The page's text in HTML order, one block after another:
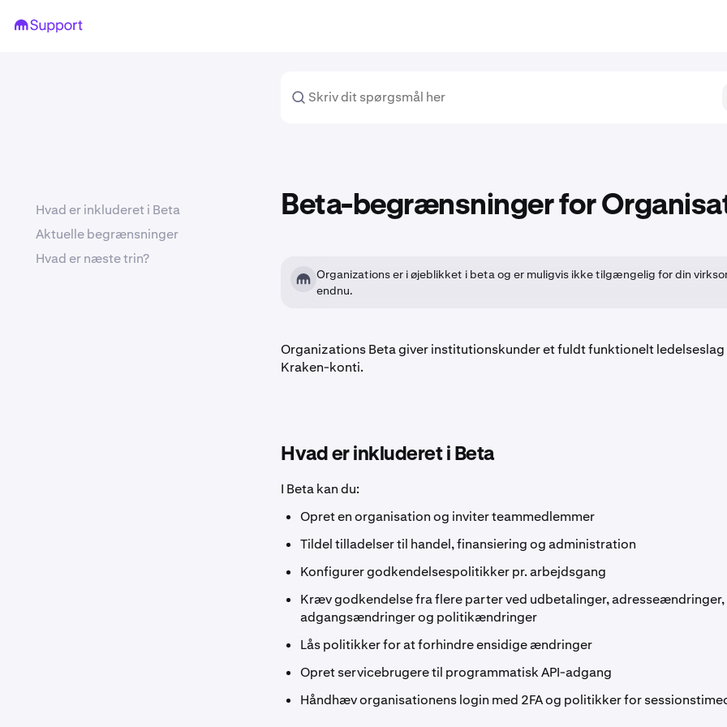
Beta-begrænsninger for
Organizations er i øjeblikket i beta og er muligvis ikke tilgængelig for din
endnu.
Organizations Beta giver institutionskunder et fuldt funktionelt
Kraken-konti.
Hvad er inkluderet i Beta
I Beta kan du:
Opret en organisation og inviter teammedlemmer
Tildel tilladelser til handel, finansiering og administration
Konfigurer godkendelsespolitikker pr. arbejdsgang
Kræv godkendelse fra flere parter ved udbetalinger, adresseændringer,
adgangsændringer og politikændringer
Lås politikker for at forhindre ensidige ændringer
Opret servicebrugere til programmatisk API-adgang
Håndhæv organisationens login med 2FA og politikker for
Hvad er inkluderet i Beta
Aktuelle begrænsninger
Hvad er næste trin?